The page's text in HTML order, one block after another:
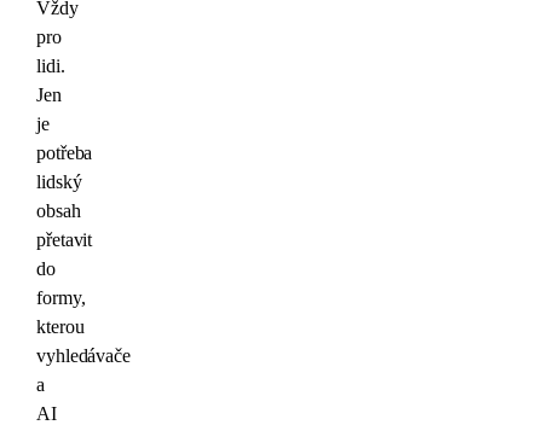
Vždy
pro
lidi.
Jen
je
potřeba
lidský
obsah
přetavit
do
formy,
kterou
vyhledávače
a
AI